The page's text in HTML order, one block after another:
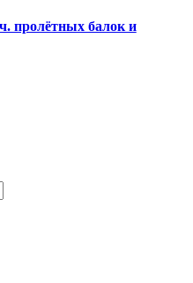
пролётных балок и